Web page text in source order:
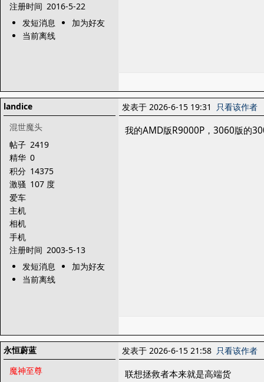
注册时间 2016-5-22
发短消息
加为好友
当前离线
landice
混世魔头
帖子 2419
精华 0
积分 14375
激骚 107 度
爱车
主机
相机
手机
注册时间 2003-5-13
发短消息
加为好友
当前离线
发表于 2026-6-15 19:31 只看该作者
我的AMD版R9000P，3060版的
永恒蔚蓝
魔神至尊
发表于 2026-6-15 21:58 只看该作者
联想拯救者本来就是高端货